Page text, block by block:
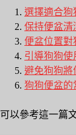
選擇適合狗
保持便盆清
便盆位置對
引導狗狗使
避免狗狗將
狗狗便盆的
可以參考這一篇